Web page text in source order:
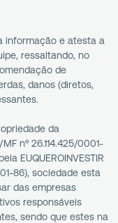
informação e atesta a
ressaltando, no
de
danos (diretos,
da
nº 26.114.425/0001-
EUQUEROINVESTIR
86), sociedade esta
das empresas
responsáveis
sendo que estes na